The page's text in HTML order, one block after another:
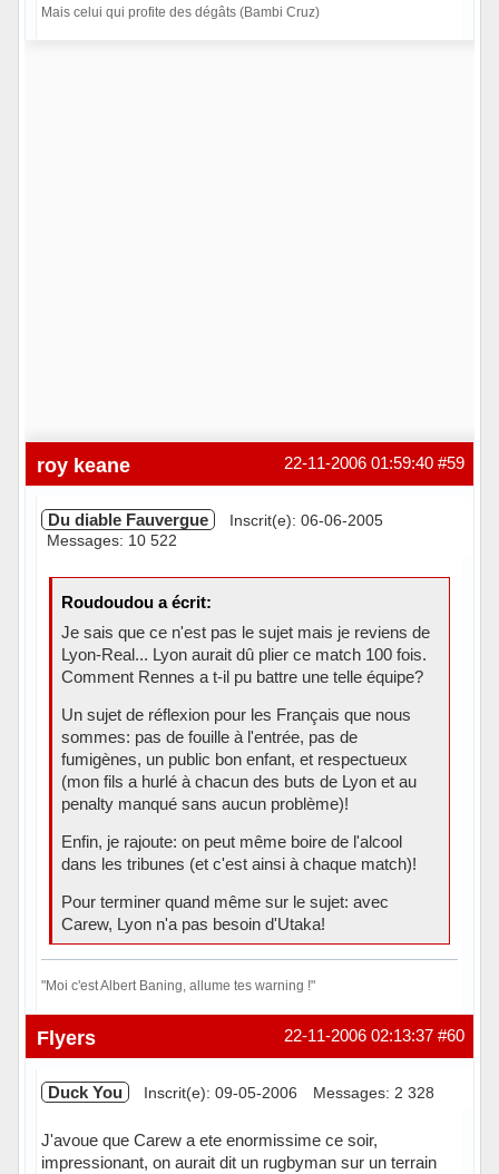
Mais celui qui profite des dégâts (Bambi Cruz)
#59
22-11-2006 01:59:40
roy keane
Du diable Fauvergue
Inscrit(e): 06-06-2005
Messages: 10 522
Roudoudou a écrit:
Je sais que ce n'est pas le sujet mais je reviens de
Lyon-Real... Lyon aurait dû plier ce match 100 fois.
Comment Rennes a t-il pu battre une telle équipe?
Un sujet de réflexion pour les Français que nous
sommes: pas de fouille à l'entrée, pas de
fumigènes, un public bon enfant, et respectueux
(mon fils a hurlé à chacun des buts de Lyon et au
penalty manqué sans aucun problème)!
Enfin, je rajoute: on peut même boire de l'alcool
dans les tribunes (et c'est ainsi à chaque match)!
Pour terminer quand même sur le sujet: avec
Carew, Lyon n'a pas besoin d'Utaka!
"Moi c'est Albert Baning, allume tes warning !"
Hors ligne #60
22-11-2006 02:13:37
Flyers
Duck You Inscrit(e): 09-05-2006 Messages: 2 328
J'avoue que Carew a ete enormissime ce soir,
impressionant, on aurait dit un rugbyman sur un terrain